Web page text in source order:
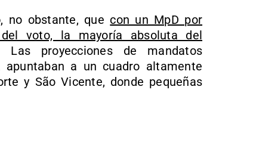
no obstante, que con un MpD por
voto, la mayoría absoluta del
Las proyecciones de mandatos
a un cuadro altamente
y São Vicente, donde pequeñas